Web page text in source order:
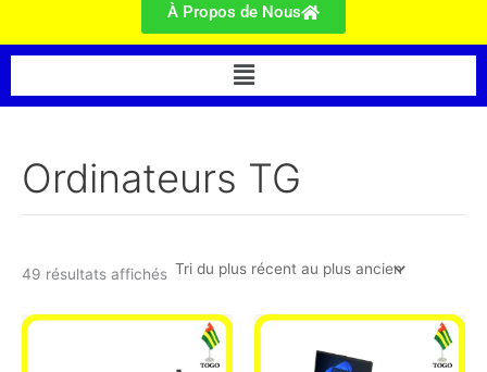
À Propos de Nous
Menu
Ordinateurs TG
49 résultats affichés